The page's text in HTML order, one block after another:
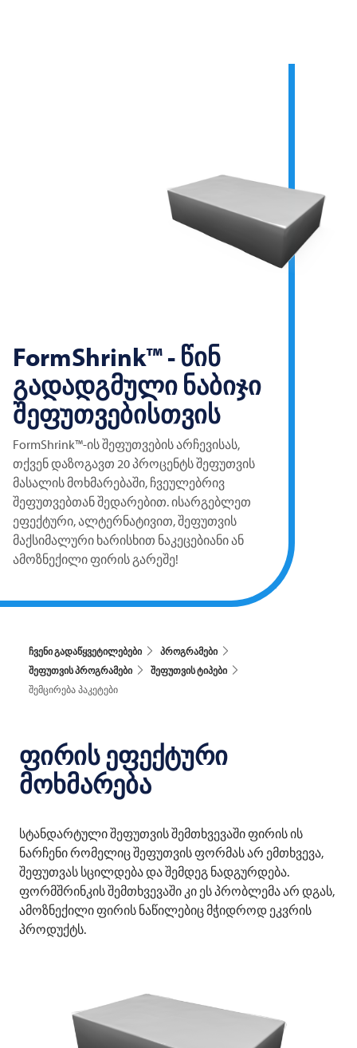
FormShrink™ - წინ
გადადგმული ნაბიჯი
შეფუთვებისთვის
FormShrink™-ის შეფუთვების არჩევისას,
თქვენ დაზოგავთ 20 პროცენტს შეფუთვის
მასალის მოხმარებაში, ჩვეულებრივ
შეფუთვებთან შედარებით. ისარგებლეთ
ეფექტური, ალტერნატივით, შეფუთვის
მაქსიმალური ხარისხით ნაკეცებიანი ან
ამოზნექილი ფირის გარეშე!
ჩვენი გადაწყვეტილებები
პროგრამები
შეფუთვის პროგრამები
შეფუთვის ტიპები
შემცირება პაკეტები
ფირის ეფექტური
მოხმარება
სტანდარტული შეფუთვის შემთხვევაში ფირის ის
ნარჩენი რომელიც შეფუთვის ფორმას არ ემთხვევა,
შეფუთვას სცილდება და შემდეგ ნადგურდება.
ფორმშრინკის შემთხვევაში კი ეს პრობლემა არ დგას,
ამოზნექილი ფირის ნაწილებიც მჭიდროდ ეკვრის
პროდუქტს.